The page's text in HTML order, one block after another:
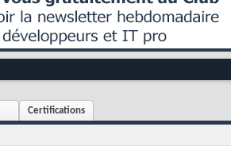
Certifications